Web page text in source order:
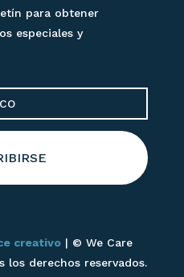
para obtener
especiales y
creativo | © We Care
los derechos reservados.